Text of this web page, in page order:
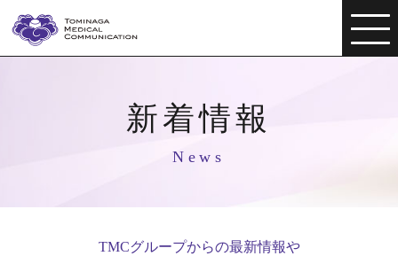
新着情報
News
TMCグループからの最新情報や